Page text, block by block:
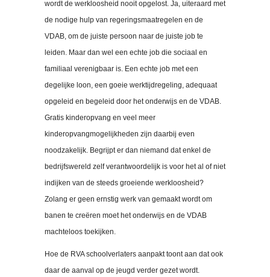
wordt de werkloosheid nooit opgelost. Ja, uiteraard met
de nodige hulp van regeringsmaatregelen en de
VDAB, om de juiste persoon naar de juiste job te
leiden. Maar dan wel een echte job die sociaal en
familiaal verenigbaar is. Een echte job met een
degelijke loon, een goeie werktijdregeling, adequaat
opgeleid en begeleid door het onderwijs en de VDAB.
Gratis kinderopvang en veel meer
kinderopvangmogelijkheden zijn daarbij even
noodzakelijk. Begrijpt er dan niemand dat enkel de
bedrijfswereld zelf verantwoordelijk is voor het al of niet
indijken van de steeds groeiende werkloosheid?
Zolang er geen ernstig werk van gemaakt wordt om
banen te creëren moet het onderwijs en de VDAB
machteloos toekijken.
Hoe de RVA schoolverlaters aanpakt toont aan dat ook
daar de aanval op de jeugd verder gezet wordt.